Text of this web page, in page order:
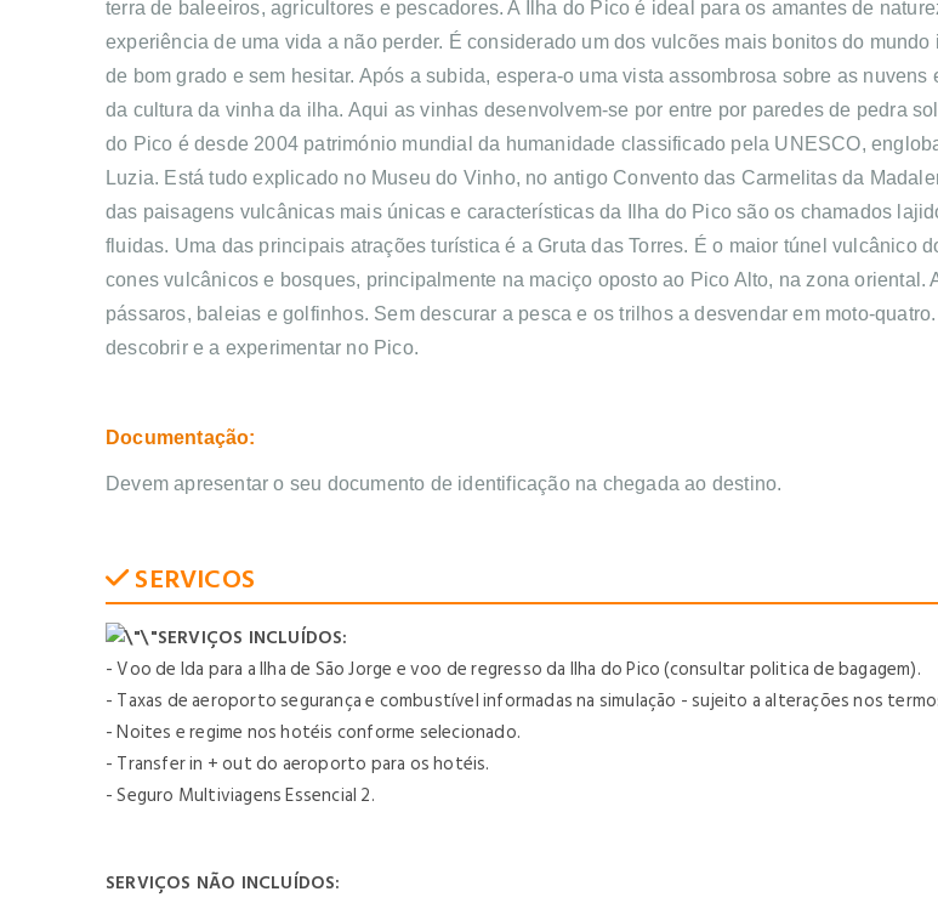
terra de baleeiros, agricultores e pescadores. A Ilha do Pico é ideal para os amantes de
experiência de uma vida a não perder. É considerado um dos vulcões mais bonitos do
de bom grado e sem hesitar. Após a subida, espera-o uma vista assombrosa sobre as
da cultura da vinha da ilha. Aqui as vinhas desenvolvem-se por entre por paredes de pedra
do Pico é desde 2004 património mundial da humanidade classificado pela UNESCO,
Luzia. Está tudo explicado no Museu do Vinho, no antigo Convento das Carmelitas da
das paisagens vulcânicas mais únicas e características da Ilha do Pico são os chamados
fluidas. Uma das principais atrações turística é a Gruta das Torres. É o maior túnel vulcânico
cones vulcânicos e bosques, principalmente na maciço oposto ao Pico Alto, na zona
pássaros, baleias e golfinhos. Sem descurar a pesca e os trilhos a desvendar em moto-
descobrir e a experimentar no Pico.
Documentação:
Devem apresentar o seu documento de identificação na chegada ao destino.
SERVICOS
SERVIÇOS INCLUÍDOS:
- Voo de Ida para a Ilha de São Jorge e voo de regresso da Ilha do Pico (consultar politica de bagagem).
- Taxas de aeroporto segurança e combustível informadas na simulação - sujeito a alterações nos
- Noites e regime nos hotéis conforme selecionado.
- Transfer in + out do aeroporto para os hotéis.
- Seguro Multiviagens Essencial 2.
SERVIÇOS NÃO INCLUÍDOS: